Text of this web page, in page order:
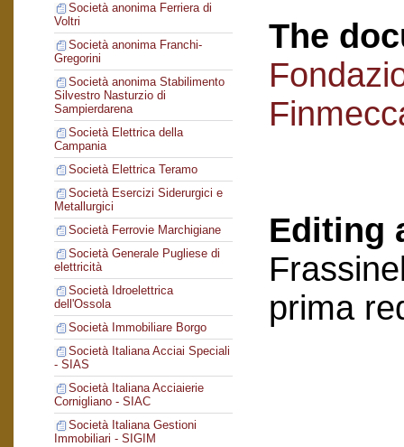
Società anonima Ferriera di
Voltri
Società anonima Franchi-
Gregorini
Società anonima Stabilimento
Silvestro Nasturzio di
Sampierdarena
Società Elettrica della
Campania
Società Elettrica Teramo
Società Esercizi Siderurgici e
Metallurgici
Società Ferrovie Marchigiane
Società Generale Pugliese di
elettricità
Società Idroelettrica
dell'Ossola
Società Immobiliare Borgo
Società Italiana Acciai Speciali
- SIAS
Società Italiana Acciaierie
Cornigliano - SIAC
Società Italiana Gestioni
Immobiliari - SIGIM
The
Editing
prima